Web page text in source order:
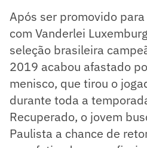
Após ser promovido
com Vanderlei
seleção brasileira
2019 acabou afastado
menisco, que tirou o
durante toda a
Recuperado, o jovem
Paulista a chance de